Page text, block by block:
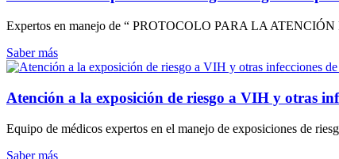
Expertos en manejo de “ PROTOCOLO PARA LA
Saber más
Atención a la exposición de riesgo a VIH y otras
Equipo de médicos expertos en el manejo de exposiciones de
Saber más